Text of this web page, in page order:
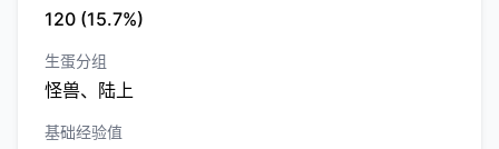
120 (15.7%)
生蛋分组
怪兽、陆上
基础经验值